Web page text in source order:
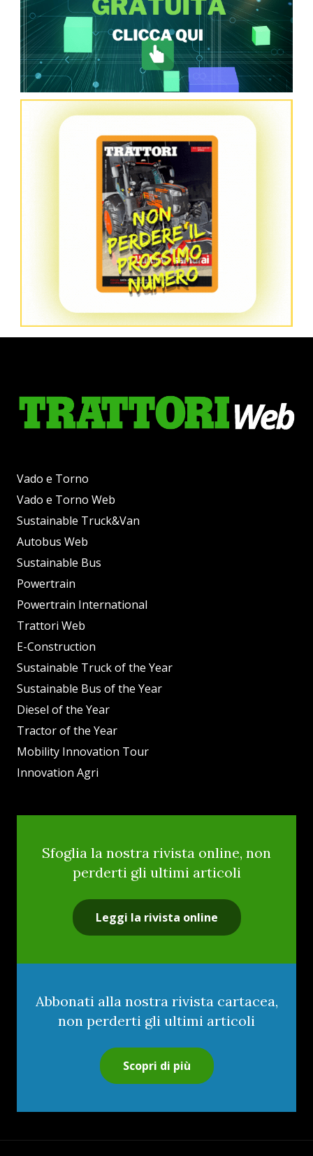
Vado e Torno
Vado e Torno Web
Sustainable Truck&Van
Autobus Web
Sustainable Bus
Powertrain
Powertrain International
Trattori Web
E-Construction
Sustainable Truck of the Year
Sustainable Bus of the Year
Diesel of the Year
Tractor of the Year
Mobility Innovation Tour
Innovation Agri
Sfoglia la nostra rivista online, non
perderti gli ultimi articoli
Leggi la rivista online
Abbonati alla nostra rivista cartacea,
non perderti gli ultimi articoli
Scopri di più